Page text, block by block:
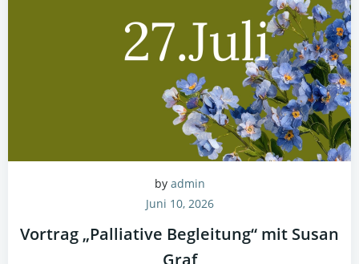
by admin
Juni 10, 2026
Vortrag „Palliative Begleitung“ mit Susan
Graf